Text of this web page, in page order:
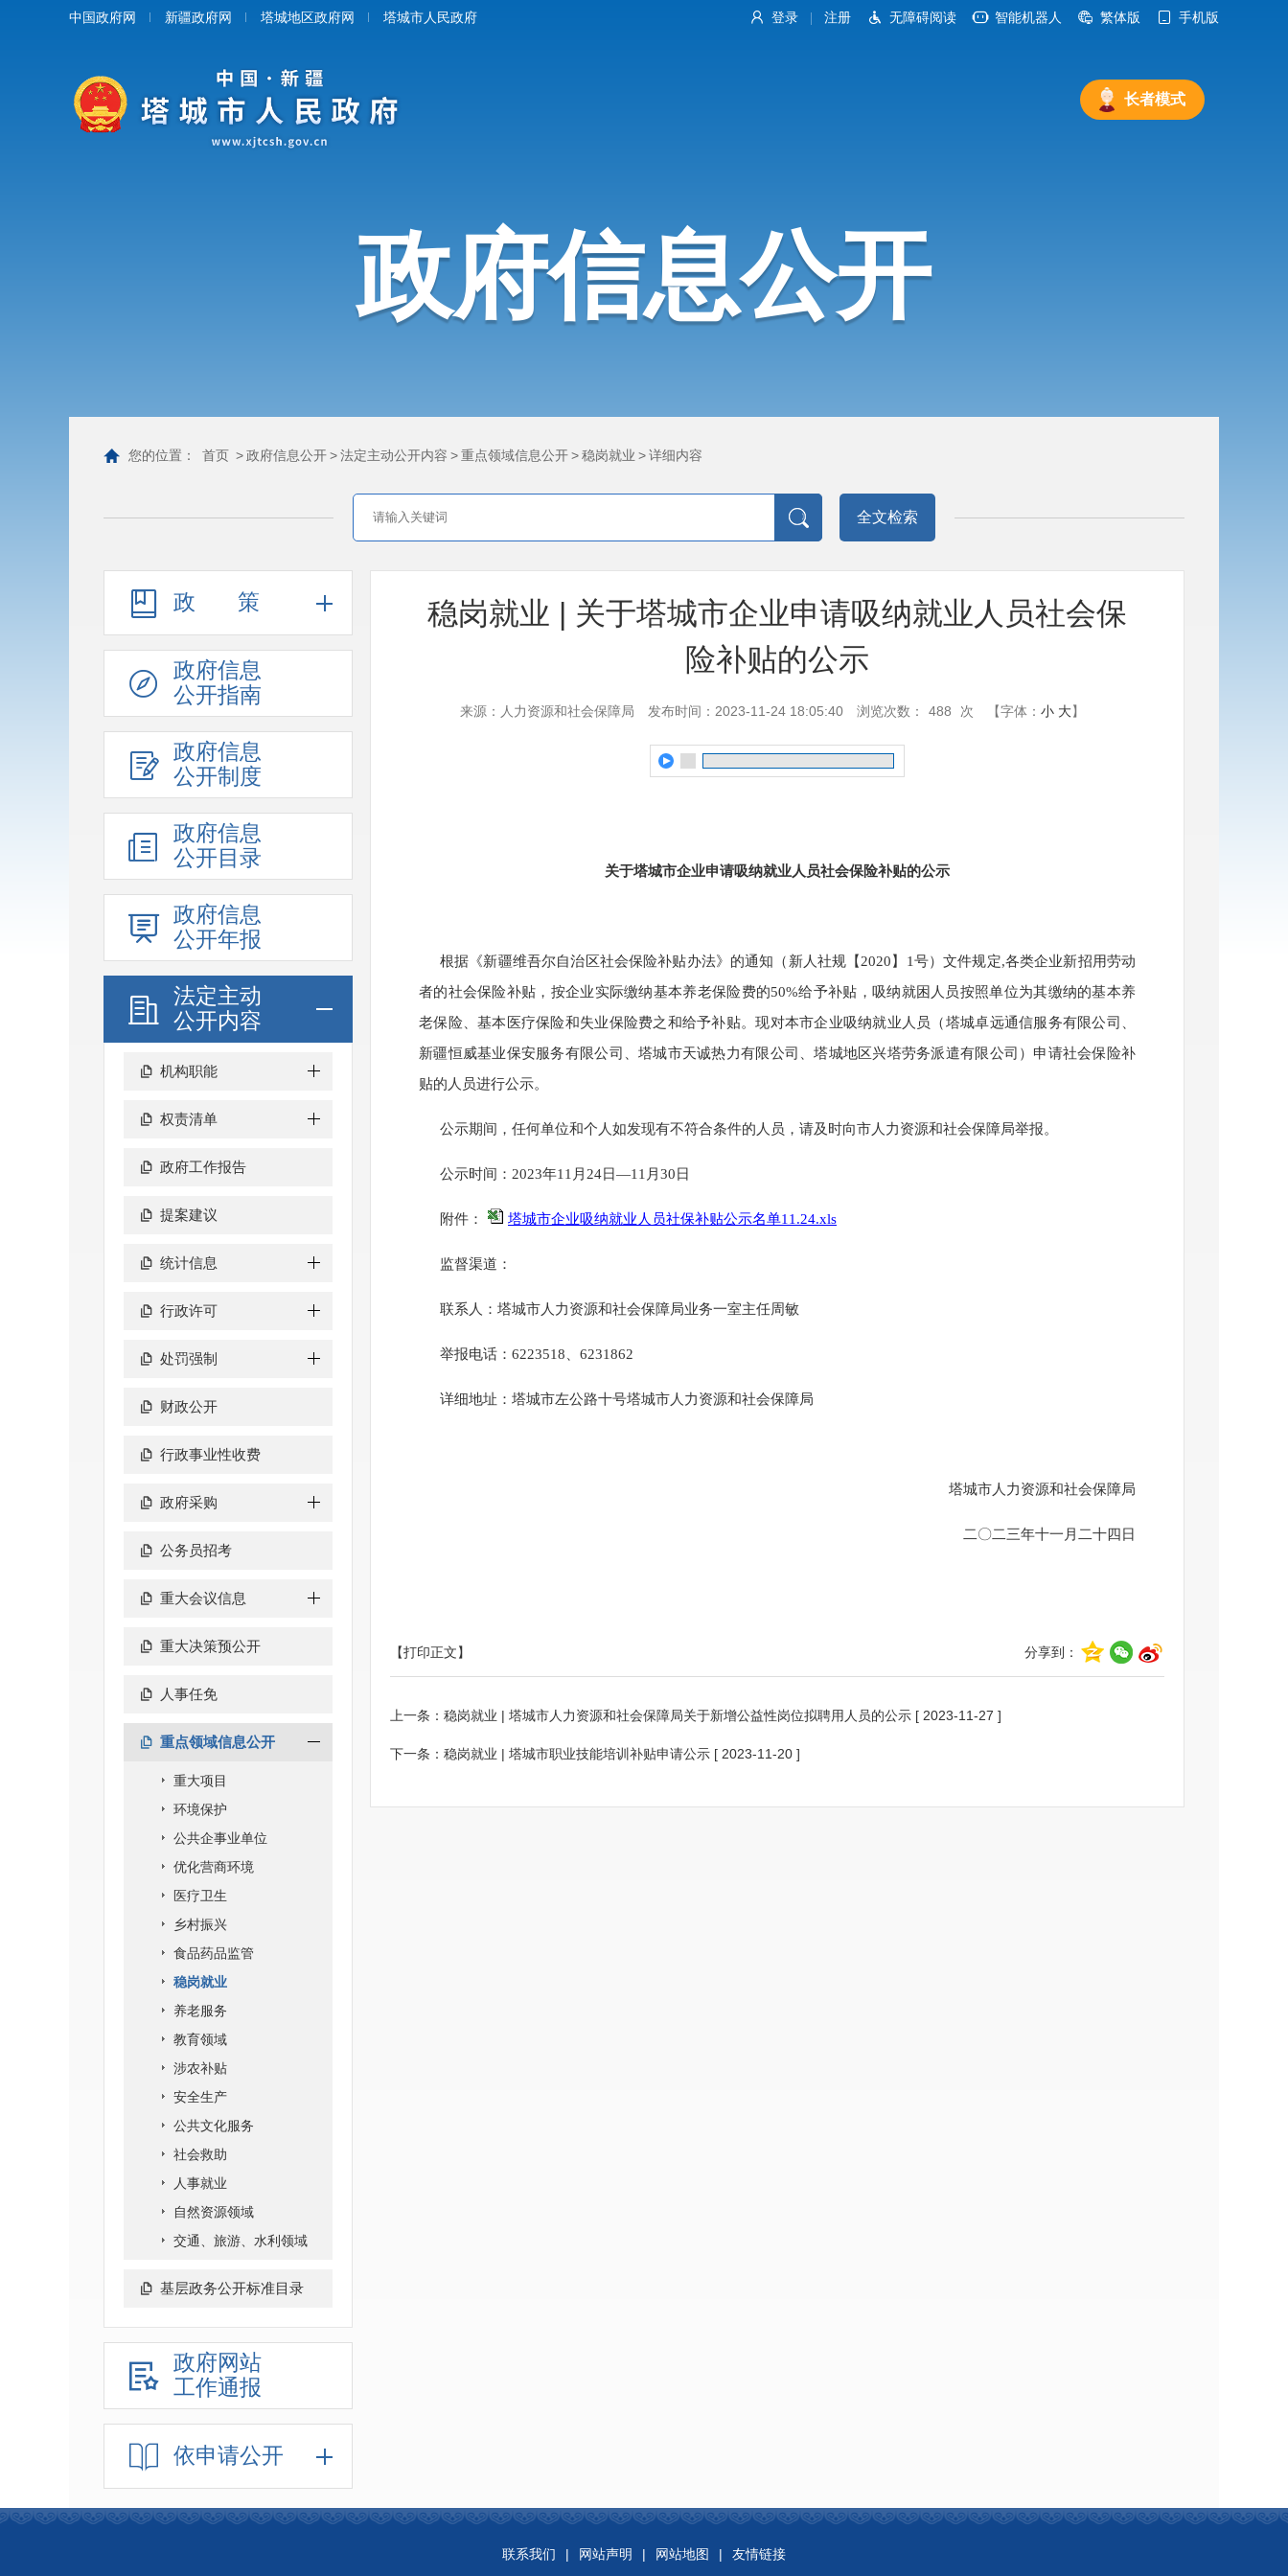
登录 注册 无障碍阅读 智能机器人 繁体版 手机版
中国政府网 新疆政府网 塔城地区政府网 塔城市人民政府
长者模式
政府信息公开
您的位置： 首页 >政府信息公开>法定主动公开内容 >重点领域信息公开>稳岗就业 >详细内容
全文检索
政策
政府信息
公开指南
政府信息
公开制度
政府信息
公开目录
政府信息
公开年报
法定主动
公开内容
机构职能
权责清单
政府工作报告
提案建议
统计信息
行政许可
处罚强制
财政公开
行政事业性收费
政府采购
公务员招考
重大会议信息
重大决策预公开
人事任免
重点领域信息公开
重大项目
环境保护
公共企事业单位
优化营商环境
医疗卫生
乡村振兴
食品药品监管
稳岗就业
养老服务
教育领域
涉农补贴
安全生产
公共文化服务
社会救助
人事就业
自然资源领域
交通、旅游、水利领域
基层政务公开标准目录
政府网站
工作通报
依申请公开
稳岗就业 | 关于塔城市企业申请吸纳就业人员社会保
险补贴的公示
来源：人力资源和社会保障局 发布时间：2023-11-24 18:05:40 浏览次数： 488 次 【字体： 小 大】
关于塔城市企业申请吸纳就业人员社会保险补贴的公示
根据 《新疆维吾尔自治区社会保险补贴办法》的通知（新人社规【 2020】1号）文件规定,各类企业新招用劳动
者的社会保险补贴，按企业实际缴纳基本养老保险费的50%给予补贴，吸纳就困人员按照单位为其缴纳的基本养
老保险、基本医疗保险和失业保险费之和给予补贴。现对本市企业吸纳就业人员（塔城卓远通信服务有限公司、
新疆恒威基业保安服务有限公司、塔城市天诚热力有限公司、塔城地区兴塔劳务派遣有限公司 ）申请社会保险补
贴的 人员进行公示。
公示期间，任何单位和个人如发现有不符合条件的人员，请及时向市人力资源和社会保障局举报。
公示时间： 2023年11 月 24日—11月30 日
附件： 塔城市企业吸纳就业人员社保补贴公示名单11.24.xls
监督渠道：
联系人：塔城市人力资源和社会保障局业务一室主任周敏
举报电话： 6223518、6231862
详细地址：塔城市左公路十号塔城市人力资源和社会保障局
塔城市人力资源和社会保障局
二〇二三年十一 月 二十四 日
分享到：
【打印正文】
上一条： 稳岗就业 | 塔城市人力资源和社会保障局关于新增公益性岗位拟聘用人员的公示 [ 2023-11-27 ]
下一条： 稳岗就业 | 塔城市职业技能培训补贴申请公示 [ 2023-11-20 ]
联系我们 | 网站声明 | 网站地图 | 友情链接